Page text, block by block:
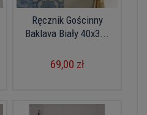
Ręcznik Gościnny
Baklava Biały 40x3...
69,00 zł